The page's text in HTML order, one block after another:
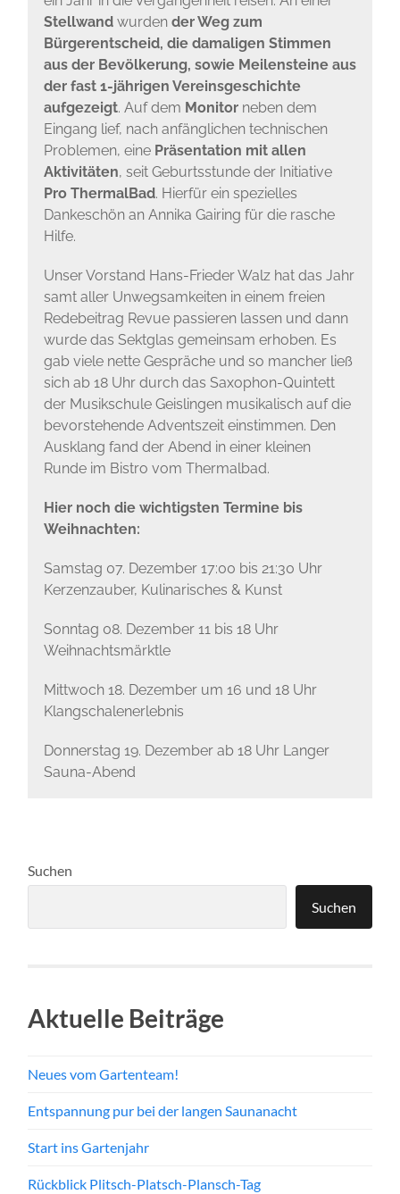
Stellwandwurden der Weg zum
Bürgerentscheid, die damaligen Stimmen
aus der Bevölkerung, sowie Meilensteine aus
der fast 1-jährigen Vereinsgeschichte
aufgezeigt. Auf dem Monitorneben dem
Eingang lief, nach anfänglichen technischen
Problemen, eine Präsentation mit allen
Aktivitäten, seit Geburtsstunde der Initiative
Pro ThermalBad. Hierfür ein spezielles
Dankeschön an Annika Gairing für die rasche
Hilfe.
Unser Vorstand Hans-Frieder Walz hat das Jahr
samt aller Unwegsamkeiten in einem freien
Redebeitrag Revue passieren lassen und dann
wurde das Sektglas gemeinsam erhoben. Es
gab viele nette Gespräche und so mancher ließ
sich ab 18 Uhr durch das Saxophon-Quintett
der Musikschule Geislingen musikalisch auf die
bevorstehende Adventszeit einstimmen. Den
Ausklang fand der Abend in einer kleinen
Runde im Bistro vom Thermalbad.
Hier noch die wichtigsten Termine bis
Weihnachten:
Samstag 07. Dezember 17:00 bis 21:30 Uhr
Kerzenzauber, Kulinarisches & Kunst
Sonntag 08. Dezember 11 bis 18 Uhr
Weihnachtsmärktle
Mittwoch 18. Dezember um 16 und 18 Uhr
Klangschalenerlebnis
Donnerstag 19. Dezember ab 18 Uhr Langer
Sauna-Abend
Suchen
Suchen
Aktuelle Beiträge
Neues vom Gartenteam!
Entspannung pur bei der langen Saunanacht
Start ins Gartenjahr
Rückblick Plitsch-Platsch-Plansch-Tag